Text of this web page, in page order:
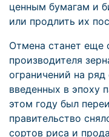
ценным бумагам и
или продлить их
Отмена станет еще
производителя
ограничений на
введенных в эпоху
этом году был
правительство
сортов риса и